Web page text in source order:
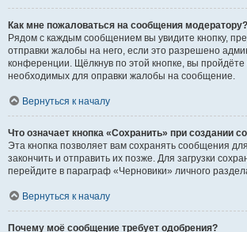
Как мне пожаловаться на сообщения модератору?
Рядом с каждым сообщением вы увидите кнопку,
отправки жалобы на него, если это разрешено
конференции. Щёлкнув по этой кнопке, вы пройдёте
необходимых для оправки жалобы на сообщение.
Вернуться к началу
Что означает кнопка «Сохранить» при создании
Эта кнопка позволяет вам сохранять сообщения
закончить и отправить их позже. Для загрузки
перейдите в параграф «Черновики» личного
Вернуться к началу
Почему моё сообщение требует одобрения?